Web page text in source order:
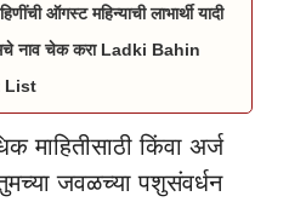
ऑगस्ट महिन्याची लाभार्थी यादी
नाव चेक करा Ladki Bahin
List
माहितीसाठी किंवा अर्ज
जवळच्या पशुसंवर्धन